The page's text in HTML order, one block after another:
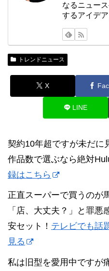
なるニュー
するアイデ
トレンドニュース
X
LINE
契約10年超ですが未だ
作品数で選ぶなら絶対
録はこちら
正直スーパーで買うのが
「店、大丈夫？」と罪
安セット！ テレビでも話
見る
私は旧型を愛用中ですが